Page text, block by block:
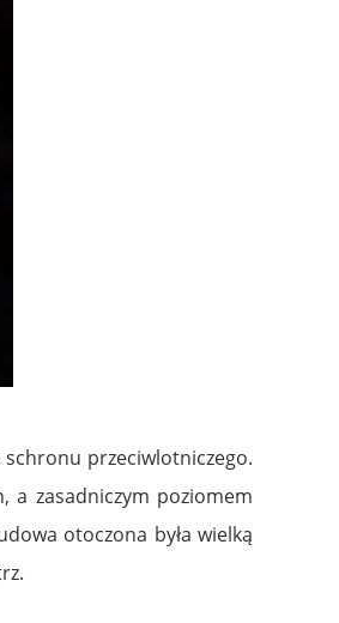
przeciwlotniczego.
a zasadniczym poziomem
otoczona była wielką